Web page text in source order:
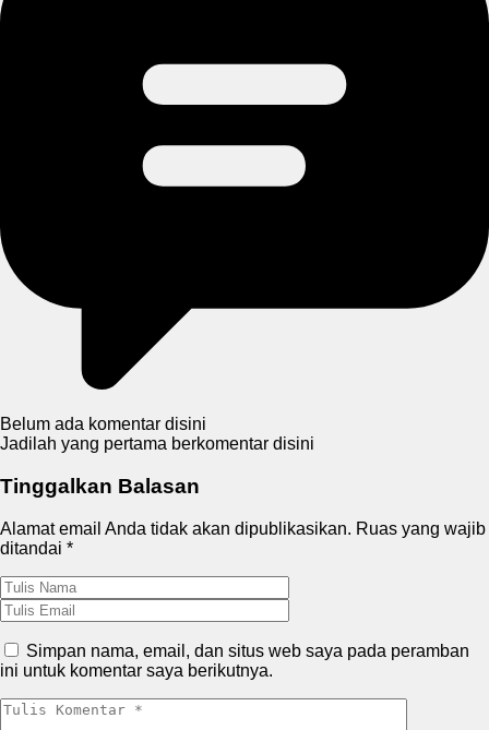
Belum ada komentar disini
Jadilah yang pertama berkomentar disini
Tinggalkan Balasan
Alamat email Anda tidak akan dipublikasikan. Ruas yang wajib
ditandai *
Simpan nama, email, dan situs web saya pada peramban
ini untuk komentar saya berikutnya.